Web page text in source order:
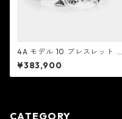
4A モデル 10 ブレスレット カ
ットアウト ロゼット：Good A
rt HLYWD グッド アート ハリ
ウッド
¥383,900
CATEGORY